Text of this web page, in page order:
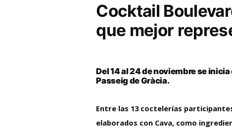
Cocktail
que mejor
Del 14 al 24 de noviembre se
Passeig de Gràcia.
Entre las 13 coctelerías
elaborados con Cava, como